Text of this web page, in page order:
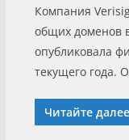
Компания
общих доменов
опубликовала
текущего года.
Читайте далее